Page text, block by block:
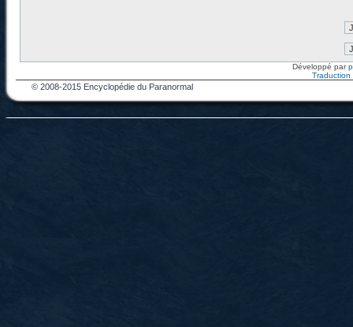
Développé par
Traduction
© 2008-2015 Encyclopédie du Paranormal